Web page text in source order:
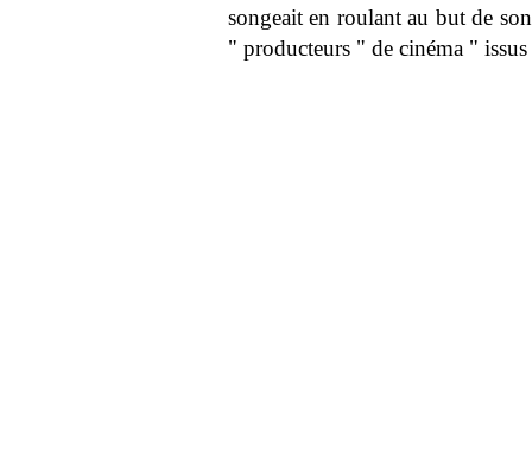
songeait en roulant au but de
" producteurs " de cinéma "